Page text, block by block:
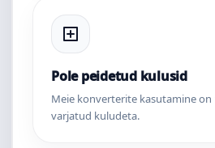
Pole peidetud kulusid
Meie konverterite kasutamine on
varjatud kuludeta.